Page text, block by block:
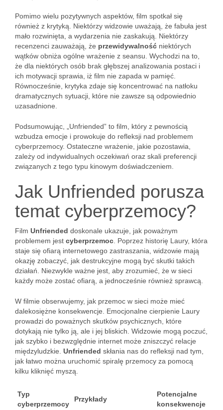
Pomimo wielu pozytywnych aspektów, film spotkał się
również z krytyką. Niektórzy widzowie uważają, że fabuła jest
mało rozwinięta, a wydarzenia nie zaskakują. Niektórzy
recenzenci zauważają, że przewidywalność niektórych
wątków obniża ogólne wrażenie z seansu. Wychodzi na to,
że dla niektórych osób brak głębszej analizowania postaci i
ich motywacji sprawia, iż film nie zapada w pamięć.
Równocześnie, krytyka zdaje się koncentrować na natłoku
dramatycznych sytuacji, które nie zawsze są odpowiednio
uzasadnione.
Podsumowując, „Unfriended” to film, który z pewnością
wzbudza emocje i prowokuje do refleksji nad problemem
cyberprzemocy. Ostateczne wrażenie, jakie pozostawia,
zależy od indywidualnych oczekiwań oraz skali preferencji
związanych z tego typu kinowym doświadczeniem.
Jak Unfriended porusza
temat cyberprzemocy?
Film Unfriended doskonale ukazuje, jak poważnym
problemem jest cyberprzemoc . Poprzez historię Laury, która
staje się ofiarą internetowego zastraszania, widzowie mają
okazję zobaczyć, jak destrukcyjne mogą być skutki takich
działań. Niezwykle ważne jest, aby zrozumieć, że w sieci
każdy może zostać ofiarą, a jednocześnie również sprawcą.
W filmie obserwujemy, jak przemoc w sieci może mieć
dalekosiężne konsekwencje. Emocjonalne cierpienie Laury
prowadzi do poważnych skutków psychicznych, które
dotykają nie tylko ją, ale i jej bliskich. Widzowie mogą poczuć,
jak szybko i bezwzględnie internet może zniszczyć relacje
międzyludzkie. Unfriended skłania nas do refleksji nad tym,
jak łatwo można uruchomić spiralę przemocy za pomocą
kilku kliknięć myszą.
Typ
cyberprzemocy
Przykłady
Potencjalne
konsekwencje